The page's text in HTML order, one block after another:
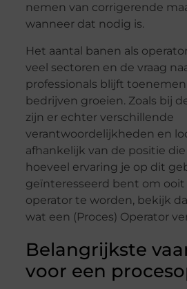
nemen van corrigerende
wanneer dat nodig is.
Het aantal banen als
veel sectoren en de vraag
professionals blijft
bedrijven groeien. Zoals bij
zijn er echter verschillende
verantwoordelijkheden en
afhankelijk van de positie
hoeveel ervaring je op dit
geïnteresseerd bent om
operator te worden, bekijk
wat een (Proces) Operator
Belangrijkste
voor een